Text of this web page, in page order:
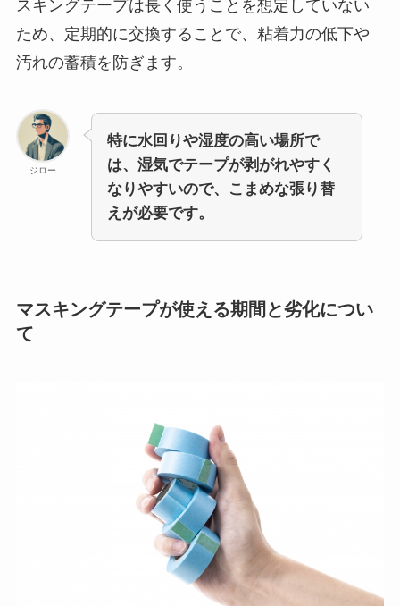
スキングテープは長く使うことを想定していない
ため、定期的に交換することで、粘着力の低下や
汚れの蓄積を防ぎます。
ジロー
特に水回りや湿度の高い場所で
は、湿気でテープが剥がれやすく
なりやすいので、こまめな張り替
えが必要です。
マスキングテープが使える期間と劣化につい
て